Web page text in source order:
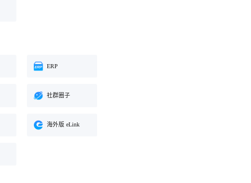
ERP
社群圈子
海外版 eLink